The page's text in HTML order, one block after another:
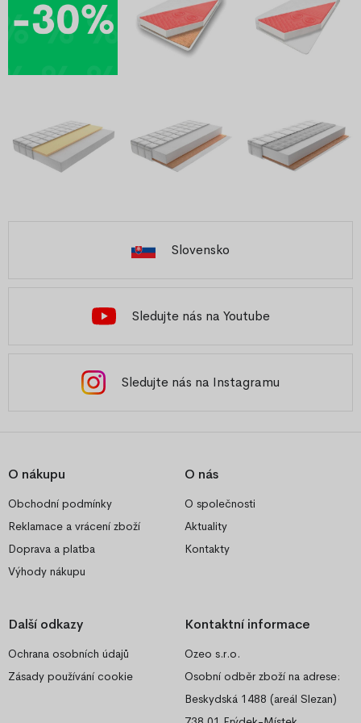
Slovensko
Sledujte nás na Youtube
Sledujte nás na Instagramu
O nákupu
Obchodní podmínky
Reklamace a vrácení zboží
Doprava a platba
Výhody nákupu
O nás
O společnosti
Aktuality
Kontakty
Další odkazy
Ochrana osobních údajů
Zásady používání cookie
Kontaktní informace
Ozeo s.r.o.
Osobní odběr zboží na adrese:
Beskydská 1488 (areál Slezan)